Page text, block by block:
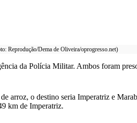
Reprodução/Dema de Oliveira/oprogresso.net)
da Polícia Militar. Ambos foram
arroz, o destino seria Imperatriz e
km de Imperatriz.